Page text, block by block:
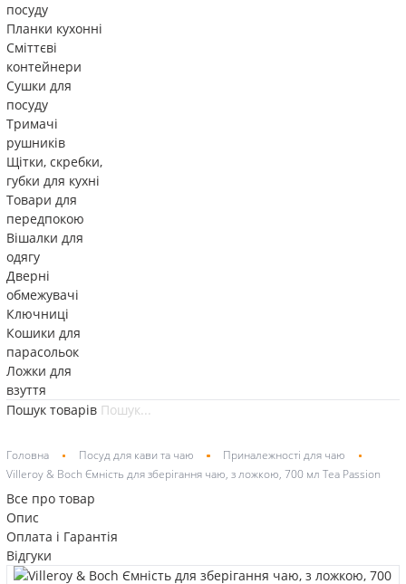
посуду
Планки кухонні
Сміттєві
контейнери
Сушки для
посуду
Тримачі
рушників
Щітки, скребки,
губки для кухні
Товари для
передпокою
Вішалки для
одягу
Дверні
обмежувачі
Ключниці
Кошики для
парасольок
Ложки для
взуття
Пошук товарів
Головна Посуд для кави та чаю
Приналежності для чаю
Villeroy & Boch Ємність для зберігання чаю, з ложкою, 700 мл Tea Passion
Все про товар
Опис
Оплата і Гарантія
Відгуки